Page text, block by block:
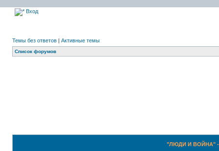
Вход
Темы без ответов | Активные темы
Список форумов
"ЛЮДИ И ВОЙНА" -